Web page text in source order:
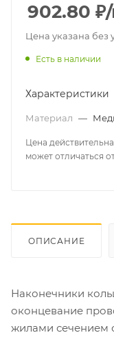
902.80 ₽
Цена указана без
Есть в наличии
Характеристики
Материал —
Цена
может отличаться
ОПИСАНИЕ
Наконечники
оконцевание
жилами сечением